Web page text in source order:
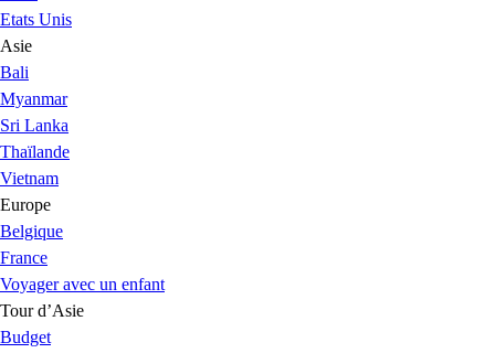
Etats Unis
Asie
Bali
Myanmar
Sri Lanka
Thaïlande
Vietnam
Europe
Belgique
France
Voyager avec un enfant
Tour d’Asie
Budget